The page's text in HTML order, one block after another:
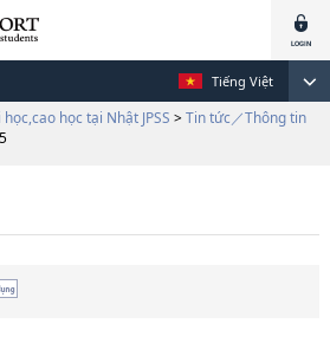
Tiếng Việt
học tại Nhật JPSS > Tin tức／Thông tin